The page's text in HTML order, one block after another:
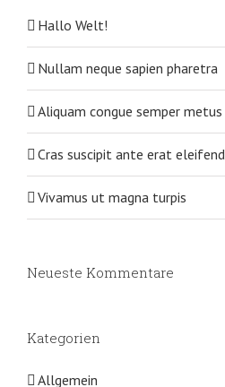
Hallo Welt!
Nullam neque sapien pharetra
Aliquam congue semper metus
Cras suscipit ante erat eleifend
Vivamus ut magna turpis
Neueste Kommentare
Kategorien
Allgemein